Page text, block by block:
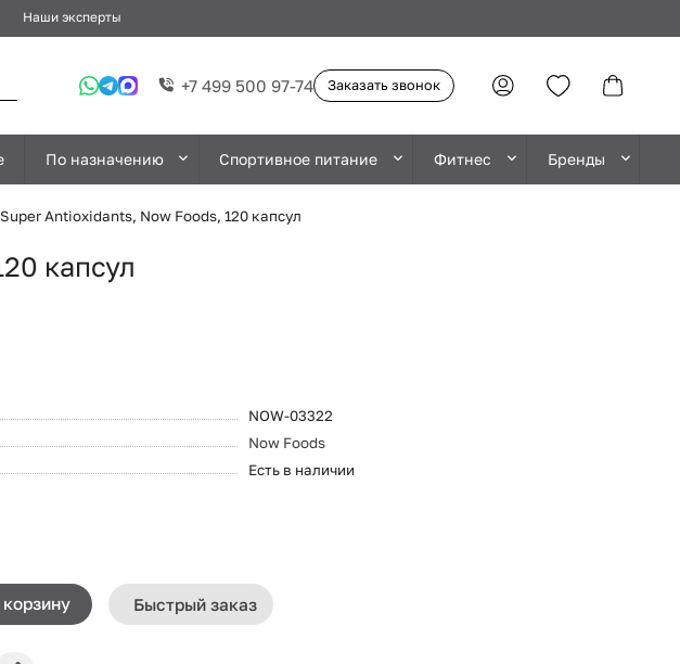
Наши эксперты
+7 499 500 97-74 Заказать звонок
По назначению Спортивное питание Фитнес Бренды
Antioxidants, Now Foods, 120 капсул
капсул
NOW-03322
Now Foods
Есть в наличии
корзину Быстрый заказ